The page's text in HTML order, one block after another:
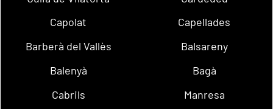
Capolat
Capellades
Barberà del Vallès
Balsareny
Balenyà
Bagà
Cabrils
Manresa